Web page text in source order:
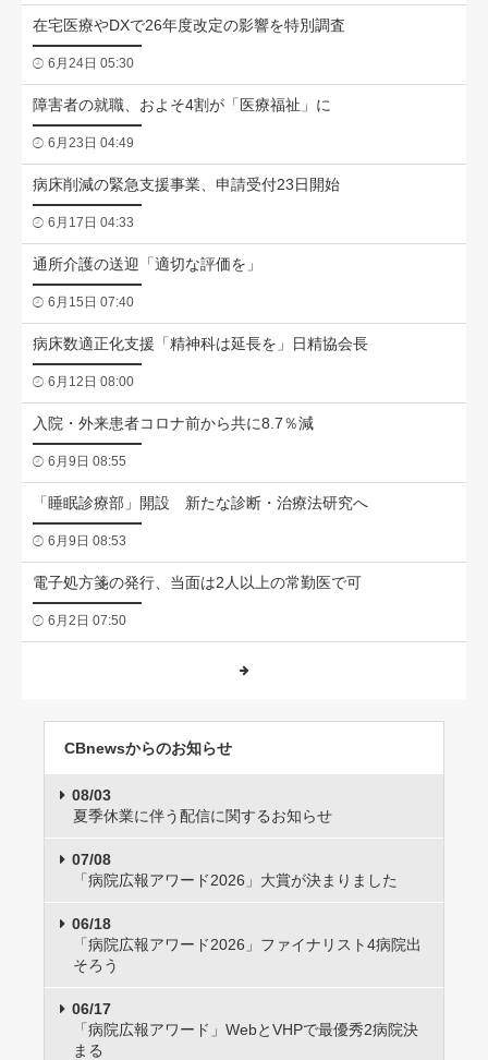
在宅医療やDXで26年度改定の影響を特別調査
6月24日 05:30
障害者の就職、およそ4割が「医療福祉」に
6月23日 04:49
病床削減の緊急支援事業、申請受付23日開始
6月17日 04:33
通所介護の送迎「適切な評価を」
6月15日 07:40
病床数適正化支援「精神科は延長を」日精協会長
6月12日 08:00
入院・外来患者コロナ前から共に8.7％減
6月9日 08:55
「睡眠診療部」開設 新たな診断・治療法研究へ
6月9日 08:53
電子処方箋の発行、当面は2人以上の常勤医で可
6月2日 07:50
CBnewsからのお知らせ
08/03
夏季休業に伴う配信に関するお知らせ
07/08
「病院広報アワード2026」大賞が決まりました
06/18
「病院広報アワード2026」ファイナリスト4病院出
そろう
06/17
「病院広報アワード」WebとVHPで最優秀2病院決
まる